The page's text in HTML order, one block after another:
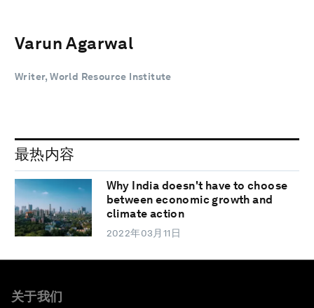
Varun Agarwal
Writer, World Resource Institute
最热内容
Why India doesn't have to choose
between economic growth and
climate action
2022年03月11日
关于我们